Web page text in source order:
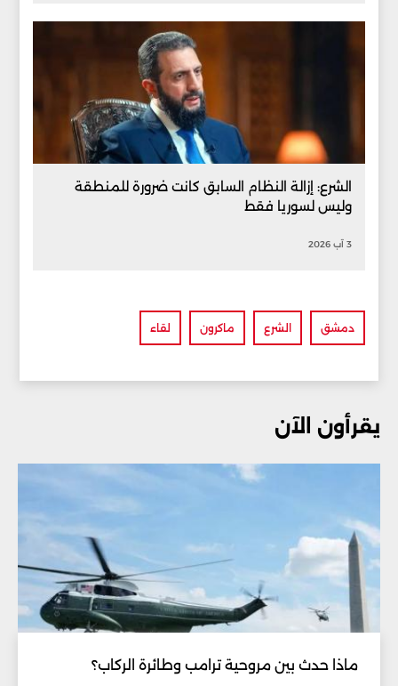
الشرع: إزالة النظام السابق كانت ضرورة للمنطقة
وليس لسوريا فقط
3 آب 2026
دمشق الشرع ماكرون لقاء
يقرأون الآن
ماذا حدث بين مروحية ترامب وطائرة الركاب؟